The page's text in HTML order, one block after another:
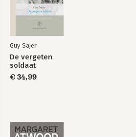
Guy Sajer
De vergeten
soldaat
€ 34,99